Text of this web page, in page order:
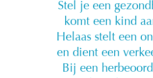
Stel je een
komt een kind
Helaas stelt een
en dient een
Bij een